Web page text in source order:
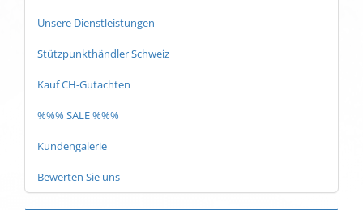
Unsere Dienstleistungen
Stützpunkthändler Schweiz
Kauf CH-Gutachten
%%% SALE %%%
Kundengalerie
Bewerten Sie uns